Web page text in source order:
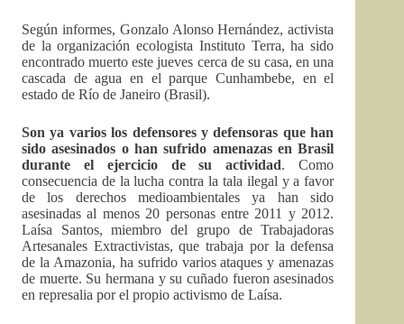
Según informes, Gonzalo Alonso Hernández, activista
de la organización ecologista Instituto Terra, ha sido
encontrado muerto este jueves cerca de su casa, en una
cascada de agua en el parque Cunhambebe, en el
estado de Río de Janeiro (Brasil).
Son ya varios los defensores y defensoras que han
sido asesinados o han sufrido amenazas en Brasil
durante el ejercicio de su actividad. Como
consecuencia de la lucha contra la tala ilegal y a favor
de los derechos medioambientales ya han sido
asesinadas al menos 20 personas entre 2011 y 2012.
Laísa Santos, miembro del grupo de Trabajadoras
Artesanales Extractivistas, que trabaja por la defensa
de la Amazonia, ha sufrido varios ataques y amenazas
de muerte. Su hermana y su cuñado fueron asesinados
en represalia por el propio activismo de Laísa.